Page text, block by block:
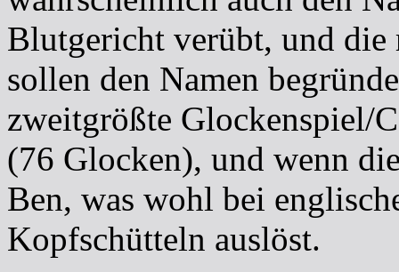
Blutgericht verübt, und die
sollen den Namen
zweitgrößte Glockenspiel/
(76 Glocken), und wenn
Ben, was wohl bei
Kopfschütteln auslöst.